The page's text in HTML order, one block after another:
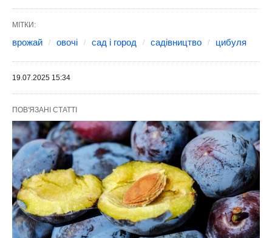
МІТКИ:
врожай овочі сад і город садівництво цибуля
19.07.2025 15:34
ПОВ'ЯЗАНІ СТАТТІ